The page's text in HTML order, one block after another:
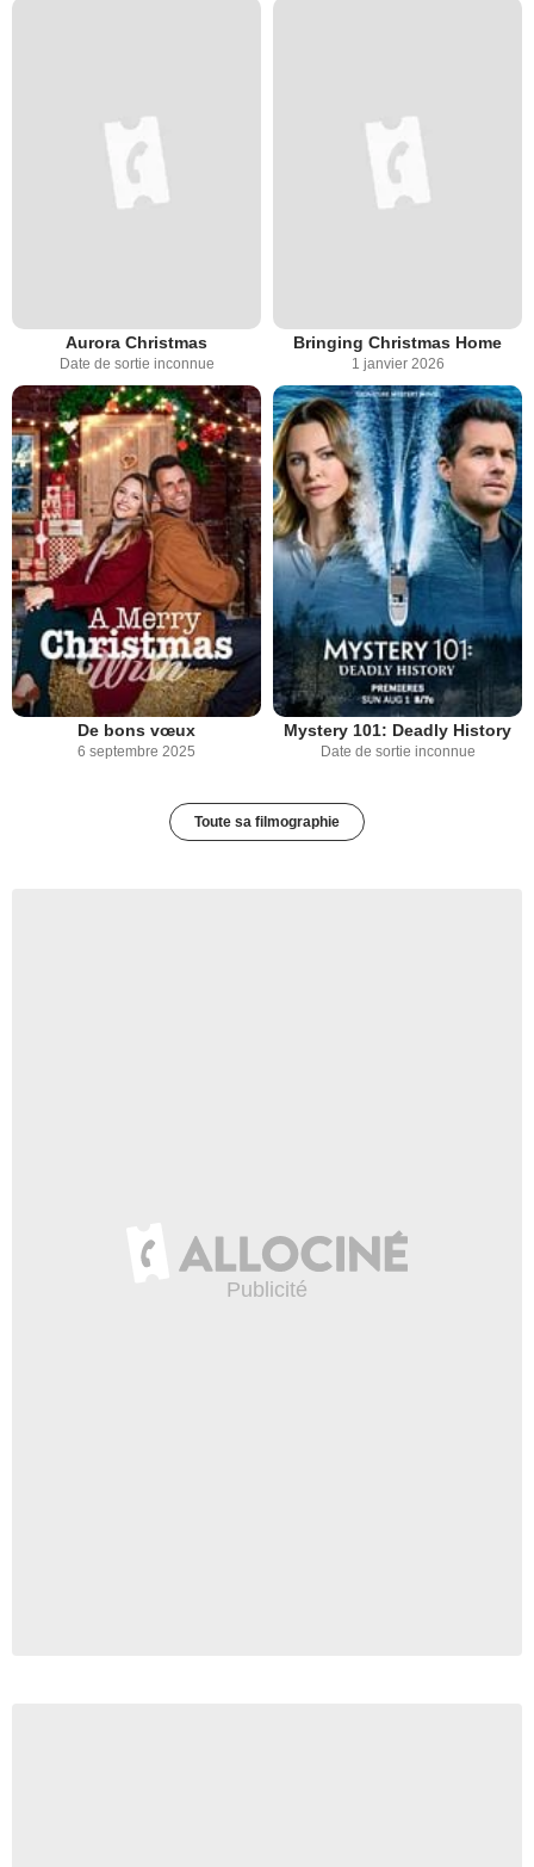
Aurora Christmas
Date de sortie inconnue
Bringing Christmas Home
1 janvier 2026
De bons vœux
6 septembre 2025
Mystery 101: Deadly History
Date de sortie inconnue
Toute sa filmographie